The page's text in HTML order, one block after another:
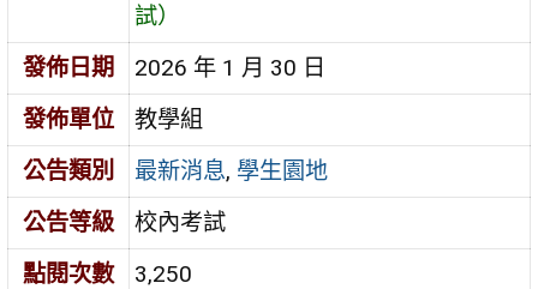
試）
發佈日期
2026 年 1 月 30 日
發佈單位
教學組
公告類別
最新消息, 學生園地
公告等級
校內考試
點閱次數
3,250